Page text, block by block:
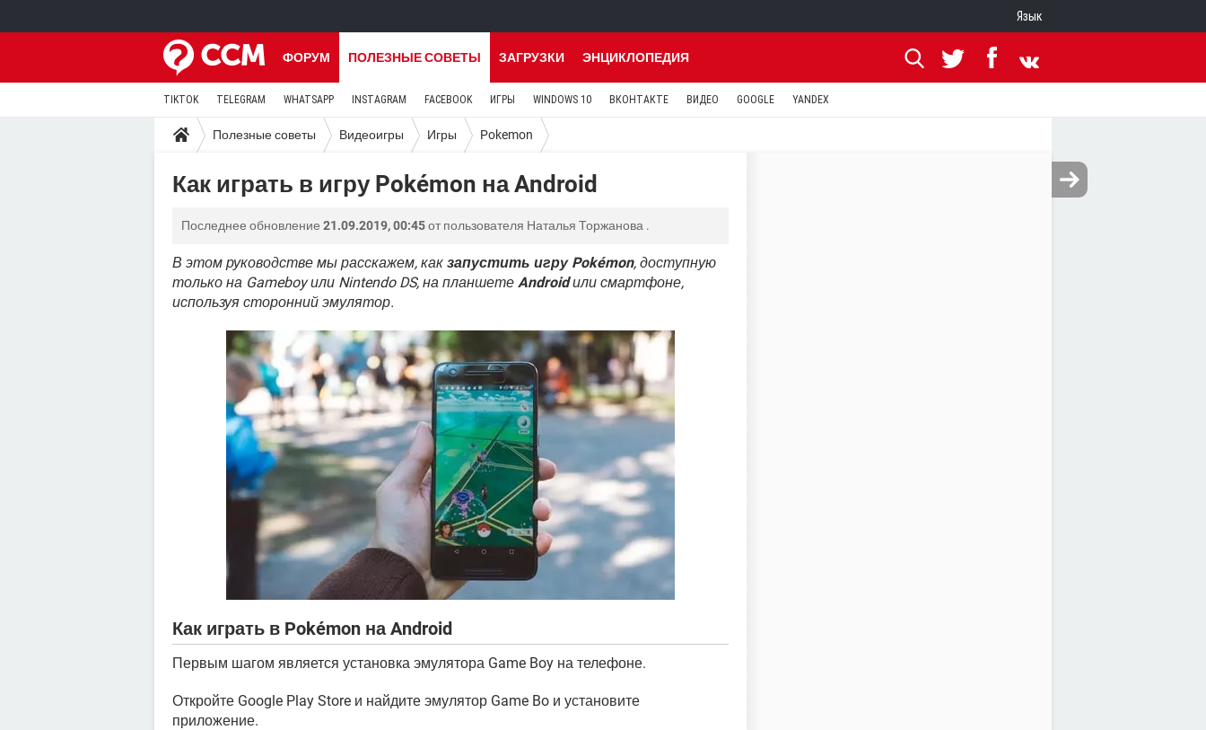
Язык
ФОРУМ ПОЛЕЗНЫЕ СОВЕТЫ ЗАГРУЗКИ ЭНЦИКЛОПЕДИЯ
TIKTOK TELEGRAM WHATSAPP INSTAGRAM FACEBOOK ИГРЫ WINDOWS 10 ВКОНТАКТЕ ВИДЕО GOOGLE YANDEX
Полезные советы Видеоигры Игры Pokemon
Как играть в игру Pokémon на Android
Последнее обновление 21.09.2019, 00:45от пользователя Наталья Торжанова .
В этом руководстве мы расскажем, как запустить игру Pokémon, доступную
только на Gameboy или Nintendo DS, на планшете Androidили смартфоне,
используя сторонний эмулятор.
Как играть в Pokémon на Android
Первым шагом является установка эмулятора Game Boy на телефоне.
Откройте Google Play Store и найдите эмулятор Game Bo и установите
приложение.